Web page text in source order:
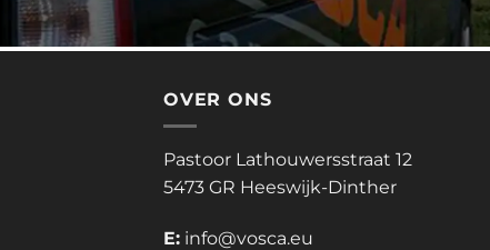
OVER ONS
Pastoor Lathouwersstraat 12
5473 GR Heeswijk-Dinther
E: info@vosca.eu